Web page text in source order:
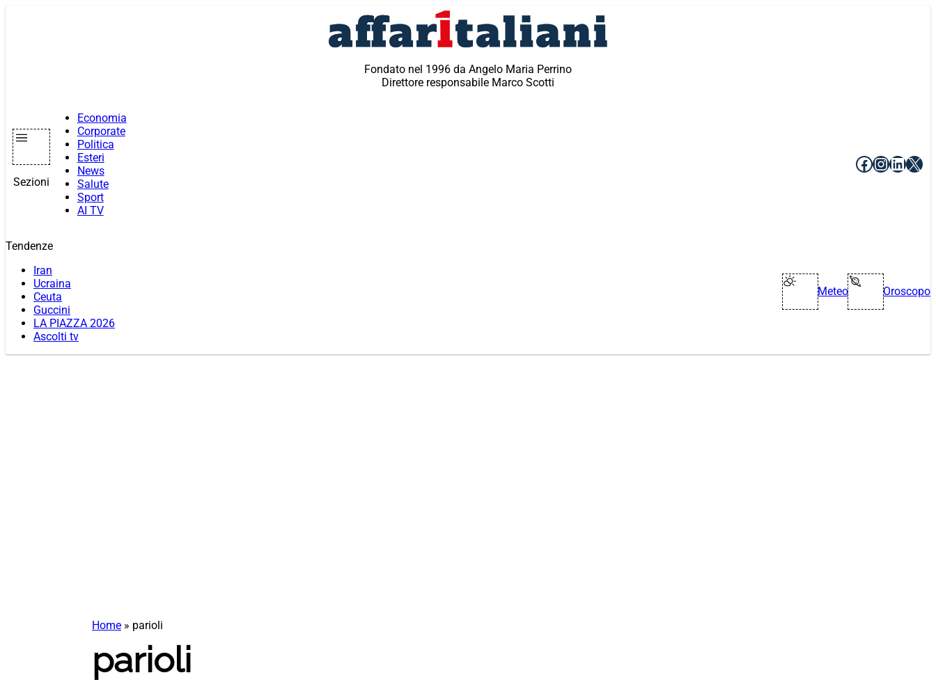
Fondato nel 1996 da Angelo Maria Perrino
Direttore responsabile Marco Scotti
Sezioni
Economia
Corporate
Politica
Esteri
News
Salute
Sport
AI TV
Facebook
X
Tendenze
Iran
Ucraina
Ceuta
Guccini
LA PIAZZA 2026
Ascolti tv
Meteo Oroscopo
Home » parioli
parioli